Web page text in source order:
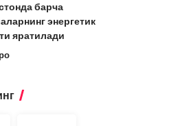
барча
энергетик
яратилади